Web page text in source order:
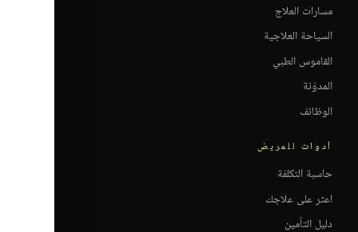
مسارات العلاج
السياحة العلاجية
القاموس الطبي
المدوّنة
الوظائف
أدوات للمريض
حاسبة التكلفة
اعثر على علاجك
دليل التأمين